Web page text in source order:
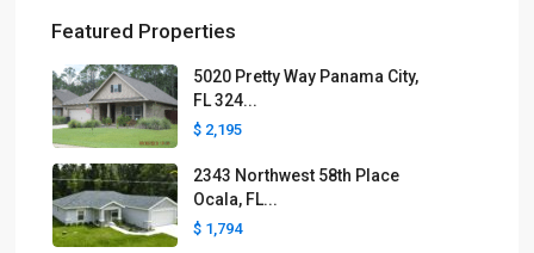
Featured Properties
5020 Pretty Way Panama City,
FL 324...
$ 2,195
2343 Northwest 58th Place
Ocala, FL...
$ 1,794